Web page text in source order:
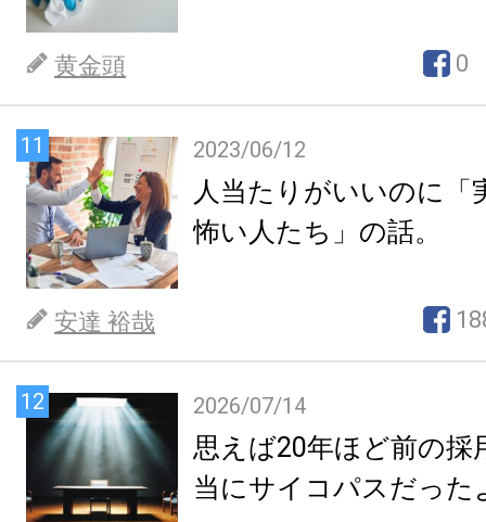
黄金頭 0
11 2023/06/12
人当たりがいいのに「
怖い人たち」の話。
安達 裕哉
12 2026/07/14
思えば20年ほど前の採
当にサイコパスだった